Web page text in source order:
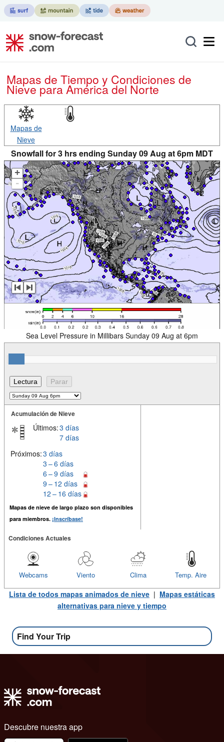
Mapas de Tiempo y Condiciones de
Nievepara América del Norte
Mapas de
Nieve
Snowfall for 3 hrs ending Sunday 09 Aug at 6pm MDT
+
-
Sea Level Pressure in Millibars Sunday 09 Aug at 6pm
Acumulación de Nieve
Últimos:3 días
7 días
Próximos:3 días
3 – 6 días
6 – 9 días
9 – 12 días
12 – 16 días
Mapas de nieve de largo plazo son disponibles
para miembros. ¡Inscríbase!
Condiciones Actuales
Temp. Aire
Clima
Viento
Webcams
Lista de todos mapas animados de nieve | Mapas estáticas
alternativas para nieve y tiempo
Find Your Trip
Descubre nuestra app